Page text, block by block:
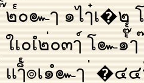
๒๎๐๛ๅ ๑ไๅ๋เ�๒
ใเ๐เํ๒่๐๓ๅ์ โ
แๅ็๎๏เ๑ํ๛ๅ ่ �๔๔